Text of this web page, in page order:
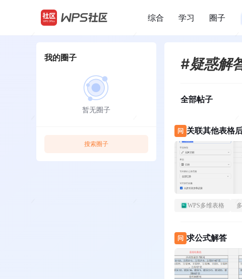
/
综合 学习 圈子
我的圈子
暂无圈子
搜索圈子
#疑惑解
全部帖子
问 关联其他表格
WPS多维表格
问 求公式解答